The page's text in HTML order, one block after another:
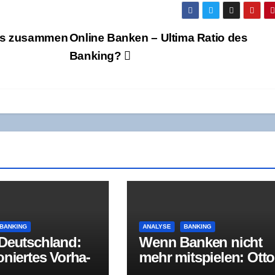
Online Ban­ken – Ulti­ma Ratio des
Banking?
zusam­men
BANKING
Vor­ha­
ANALYSE BANKING
Wenn Ban­ken nicht
mehr mit­spie­len: Otto